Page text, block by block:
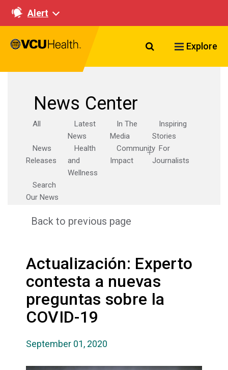
Alert
Search VCU
Explore
News Center
All
Latest
News
In The
Media
Inspiring
Stories
News
Releases
Health
and
Wellness
Community
Impact
For
Journalists
Search
Our News
Back to previous page
Actualización: Experto
contesta a nuevas
preguntas sobre la
COVID-19
September 01, 2020